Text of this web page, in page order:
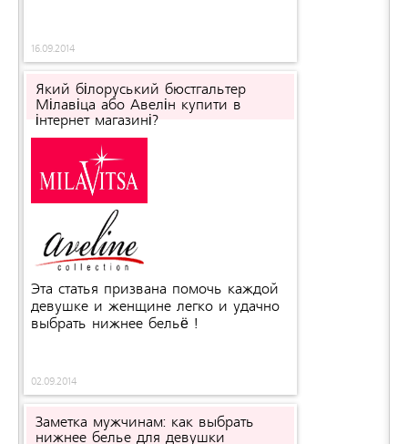
16.09.2014
Який білоруський бюстгальтер
Мілавіца або Авелін купити в
інтернет магазині?
Эта статья призвана помочь каждой
девушке и женщине легко и удачно
выбрать нижнее бельё !
02.09.2014
Заметка мужчинам: как выбрать
нижнее белье для девушки